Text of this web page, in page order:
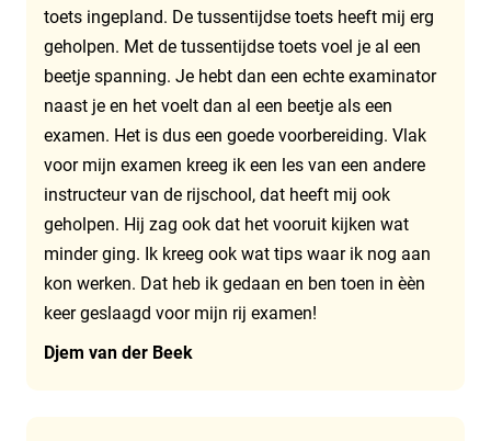
toets ingepland. De tussentijdse toets heeft mij erg
geholpen. Met de tussentijdse toets voel je al een
beetje spanning. Je hebt dan een echte examinator
naast je en het voelt dan al een beetje als een
examen. Het is dus een goede voorbereiding. Vlak
voor mijn examen kreeg ik een les van een andere
instructeur van de rijschool, dat heeft mij ook
geholpen. Hij zag ook dat het vooruit kijken wat
minder ging. Ik kreeg ook wat tips waar ik nog aan
kon werken. Dat heb ik gedaan en ben toen in èèn
keer geslaagd voor mijn rij examen!
Djem van der Beek